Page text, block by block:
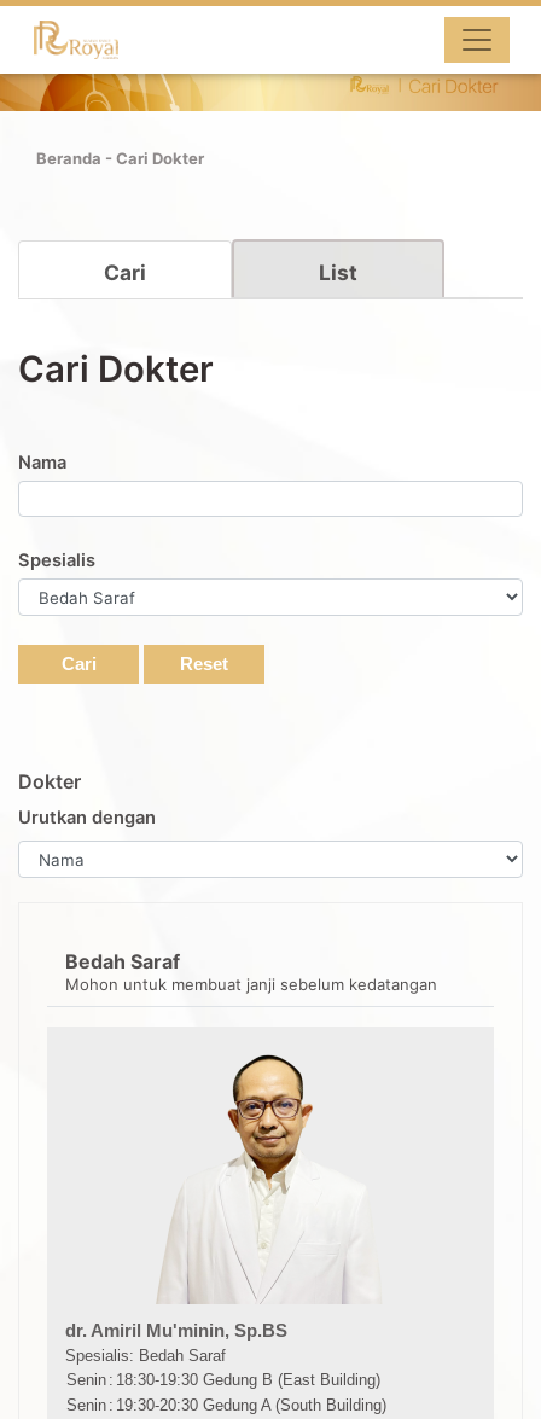
Beranda - Cari Dokter
Cari List
Cari Dokter
Nama
Spesialis
Cari Reset
Dokter
Urutkan dengan
Bedah Saraf
Mohon untuk membuat janji sebelum kedatangan
dr. Amiril Mu'minin, Sp.BS
Spesialis: Bedah Saraf
Senin : 18:30-19:30 Gedung B (East Building)
Senin : 19:30-20:30 Gedung A (South Building)